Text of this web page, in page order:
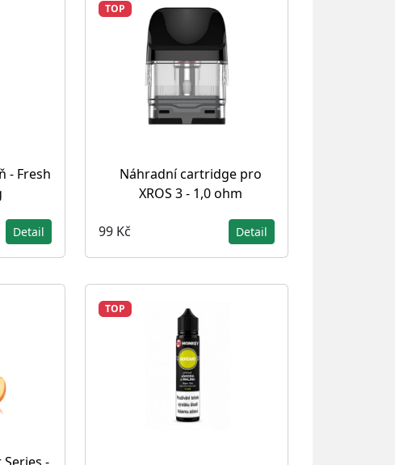
- Fresh
Detail
TOP
Náhradní cartridge pro
XROS 3 - 1,0 ohm
99 Kč Detail
TOP